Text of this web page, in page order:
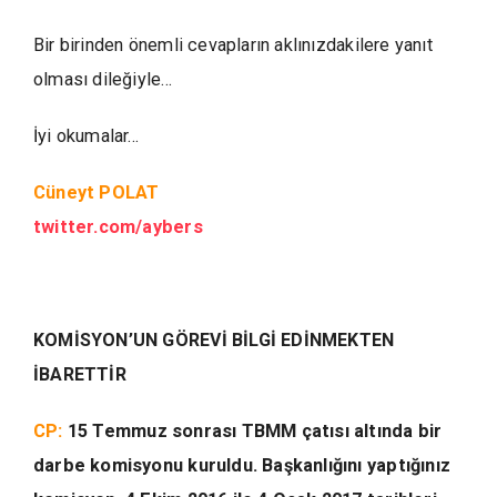
Bir birinden önemli cevapların aklınızdakilere yanıt
olması dileğiyle…
İyi okumalar…
Cüneyt POLAT
twitter.com/aybers
KOMİSYON’UN GÖREVİ BİLGİ EDİNMEKTEN
İBARETTİR
CP: 15 Temmuz sonrası TBMM çatısı altında bir
darbe komisyonu kuruldu. Başkanlığını yaptığınız